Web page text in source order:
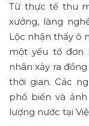
Từ thực tế thu
xưởng, làng
Lộc nhận thấy ô
một yếu tố đơn
nhân xảy ra
thời gian. Các
phổ biến và
lượng nước tại